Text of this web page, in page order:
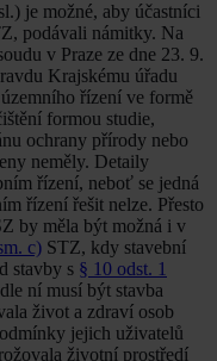
je možné, aby účastníci
podávali námitky. Na
v Praze ze dne 23. 9.
Krajskému úřadu
řízení ve formě
formou studie,
ochrany přírody nebo
neměly. Detaily
řízení, neboť se jedná
řízení řešit nelze. Přesto
by měla být možná i v
c) STZ, kdy stavební
stavby s § 10 odst. 1
ní musí být stavba
život a zdraví osob
jejich uživatelů
životní prostředí